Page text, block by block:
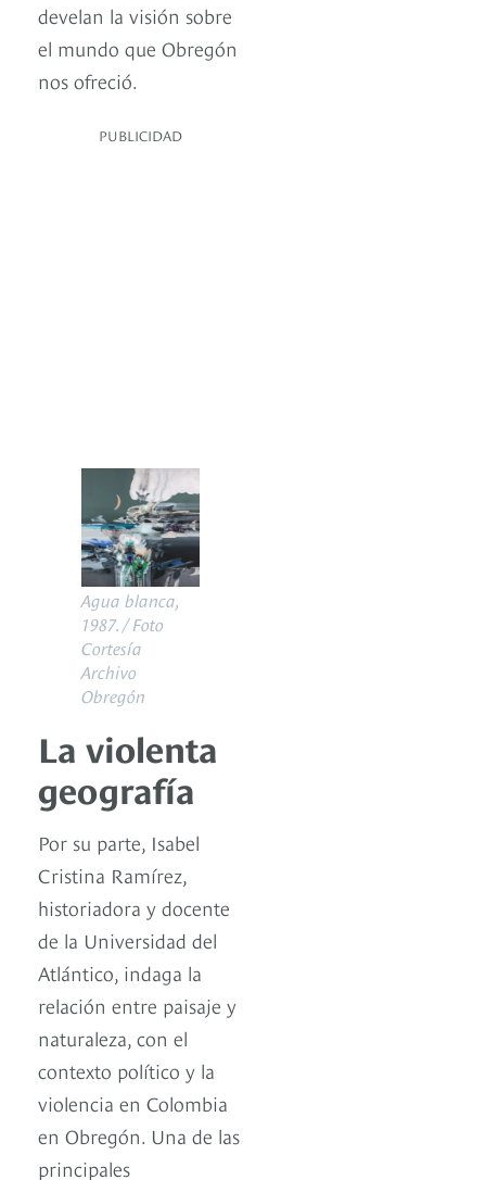
develan la visión sobre
el mundo que Obregón
nos ofreció.
PUBLICIDAD
Agua blanca,
1987. / Foto
Cortesía
Archivo
Obregón
La violenta
geografía
Por su parte, Isabel
Cristina Ramírez,
historiadora y docente
de la Universidad del
Atlántico, indaga la
relación entre paisaje y
naturaleza, con el
contexto político y la
violencia en Colombia
en Obregón. Una de las
principales